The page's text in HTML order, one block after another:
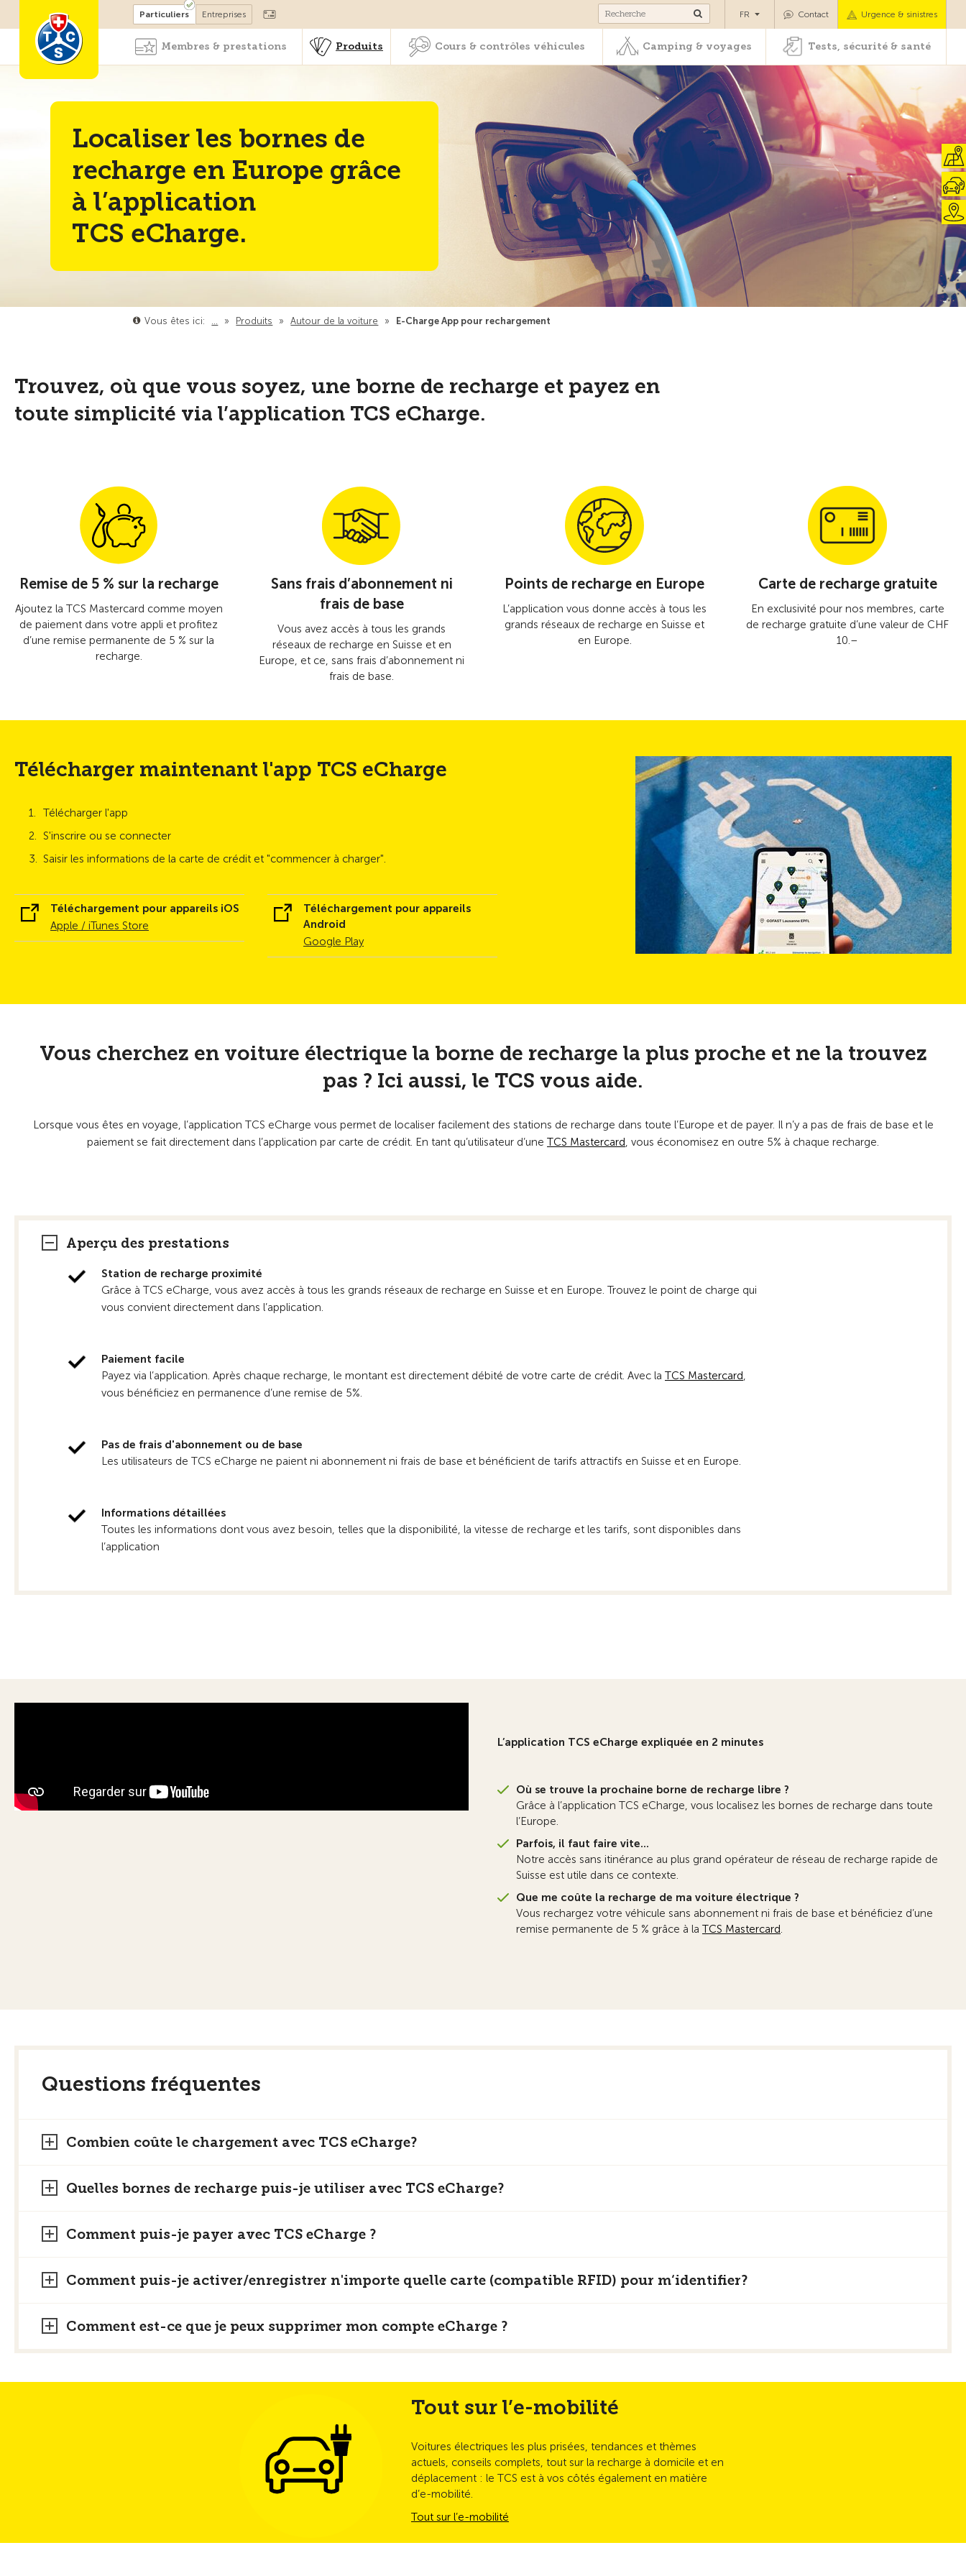
Devenir membre Cours & contrôles véhicules Camping & voyages Tests, sécurité & santé
Particuliers Entreprises Contact Urgence & sinistres
FR
Membres & prestations Produits Cours & contrôles véhicules Camping & voyages Tests, sécurité & santé
Localiser les bornes de
recharge en Europe grâce
à l’application
TCS eCharge.
Vous êtes ici: … » Produits » Autour de la voiture » E-Charge App pour rechargement
Trouvez, où que vous soyez, une borne de recharge et payez en
toute simplicité via l’application TCS eCharge.
Remise de 5 % sur la recharge
Ajoutez la TCS Mastercard comme moyen
de paiement dans votre appli et profitez
d’une remise permanente de 5 % sur la
recharge.
Sans frais d’abonnement ni
frais de base
Vous avez accès à tous les grands
réseaux de recharge en Suisse et en
Europe, et ce, sans frais d’abonnement ni
frais de base.
Points de recharge en Europe
L’application vous donne accès à tous les
grands réseaux de recharge en Suisse et
en Europe.
Carte de recharge gratuite
En exclusivité pour nos membres, carte
de recharge gratuite d’une valeur de CHF
10.–
Télécharger maintenant l'app TCS eCharge
Télécharger l'app
S'inscrire ou se connecter
Saisir les informations de la carte de crédit et "commencer à charger".
Téléchargement pour appareils iOS
Apple / iTunes Store
Téléchargement pour appareils
Android
Google Play
Vous cherchez en voiture électrique la borne de recharge la plus proche et ne la trouvez
pas ? Ici aussi, le TCS vous aide.
Lorsque vous êtes en voyage, l’application TCS eCharge vous permet de localiser facilement des stations de recharge dans toute l’Europe et de payer. Il n’y a pas de frais de base et le
paiement se fait directement dans l’application par carte de crédit. En tant qu’utilisateur d’une TCS Mastercard, vous économisez en outre 5% à chaque recharge.
Aperçu des prestations
Station de recharge proximité
Grâce à TCS eCharge, vous avez accès à tous les grands réseaux de recharge en Suisse et en Europe. Trouvez le point de charge qui
vous convient directement dans l’application.
Paiement facile
Payez via l’application. Après chaque recharge, le montant est directement débité de votre carte de crédit. Avec la TCS Mastercard,
vous bénéficiez en permanence d’une remise de 5%.
Pas de frais d'abonnement ou de base
Les utilisateurs de TCS eCharge ne paient ni abonnement ni frais de base et bénéficient de tarifs attractifs en Suisse et en Europe.
Informations détaillées
Toutes les informations dont vous avez besoin, telles que la disponibilité, la vitesse de recharge et les tarifs, sont disponibles dans
l’application
L’application TCS eCharge expliquée en 2 minutes
Où se trouve la prochaine borne de recharge libre ?
Grâce à l’application TCS eCharge, vous localisez les bornes de recharge dans toute
l’Europe.
Parfois, il faut faire vite...
Notre accès sans itinérance au plus grand opérateur de réseau de recharge rapide de
Suisse est utile dans ce contexte.
Que me coûte la recharge de ma voiture électrique ?
Vous rechargez votre véhicule sans abonnement ni frais de base et bénéficiez d’une
remise permanente de 5 % grâce à la TCS Mastercard.
Questions fréquentes
Combien coûte le chargement avec TCS eCharge?
Quelles bornes de recharge puis-je utiliser avec TCS eCharge?
Comment puis-je payer avec TCS eCharge ?
Comment puis-je activer/enregistrer n'importe quelle carte (compatible RFID) pour m‘identifier?
Comment est-ce que je peux supprimer mon compte eCharge ?
Tout sur l’e-mobilité
Voitures électriques les plus prisées, tendances et thèmes
actuels, conseils complets, tout sur la recharge à domicile et en
déplacement : le TCS est à vos côtés également en matière
d’e-mobilité.
Tout sur l’e-mobilité